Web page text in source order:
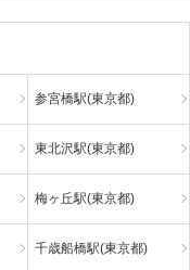
参宮橋駅(東京都)
東北沢駅(東京都)
梅ヶ丘駅(東京都)
千歳船橋駅(東京都)